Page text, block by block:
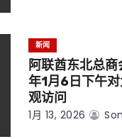
新闻
阿联酋东北总
年1月6日下午
观访问
1月 13, 2026